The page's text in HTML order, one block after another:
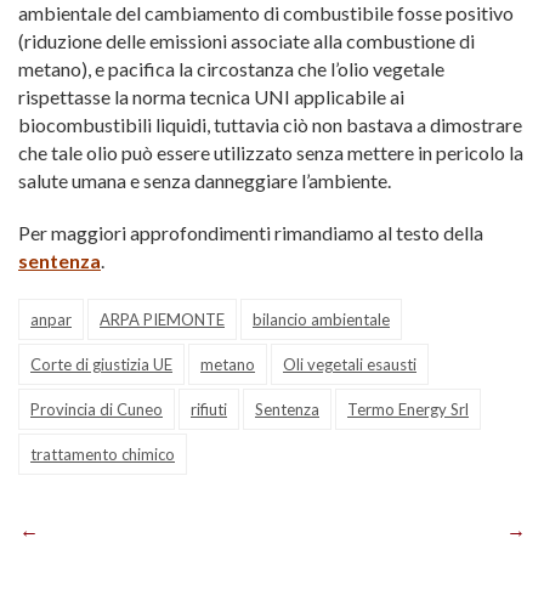
ambientale del cambiamento di combustibile fosse positivo
(riduzione delle emissioni associate alla combustione di
metano), e pacifica la circostanza che l’olio vegetale
rispettasse la norma tecnica UNI applicabile ai
biocombustibili liquidi, tuttavia ciò non bastava a dimostrare
che tale olio può essere utilizzato senza mettere in pericolo la
salute umana e senza danneggiare l’ambiente.
Per maggiori approfondimenti rimandiamo al testo della
sentenza.
anpar ARPA PIEMONTE bilancio ambientale
Corte di giustizia UE metano Oli vegetali esausti
Provincia di Cuneo rifiuti Sentenza Termo Energy Srl
trattamento chimico
Navigazione